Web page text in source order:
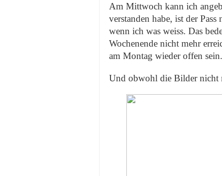
Am Mittwoch kann ich
verstanden habe, ist der
wenn ich was weiss. Das
Wochenende nicht mehr
am Montag wieder offen
Und obwohl die Bilder nicht